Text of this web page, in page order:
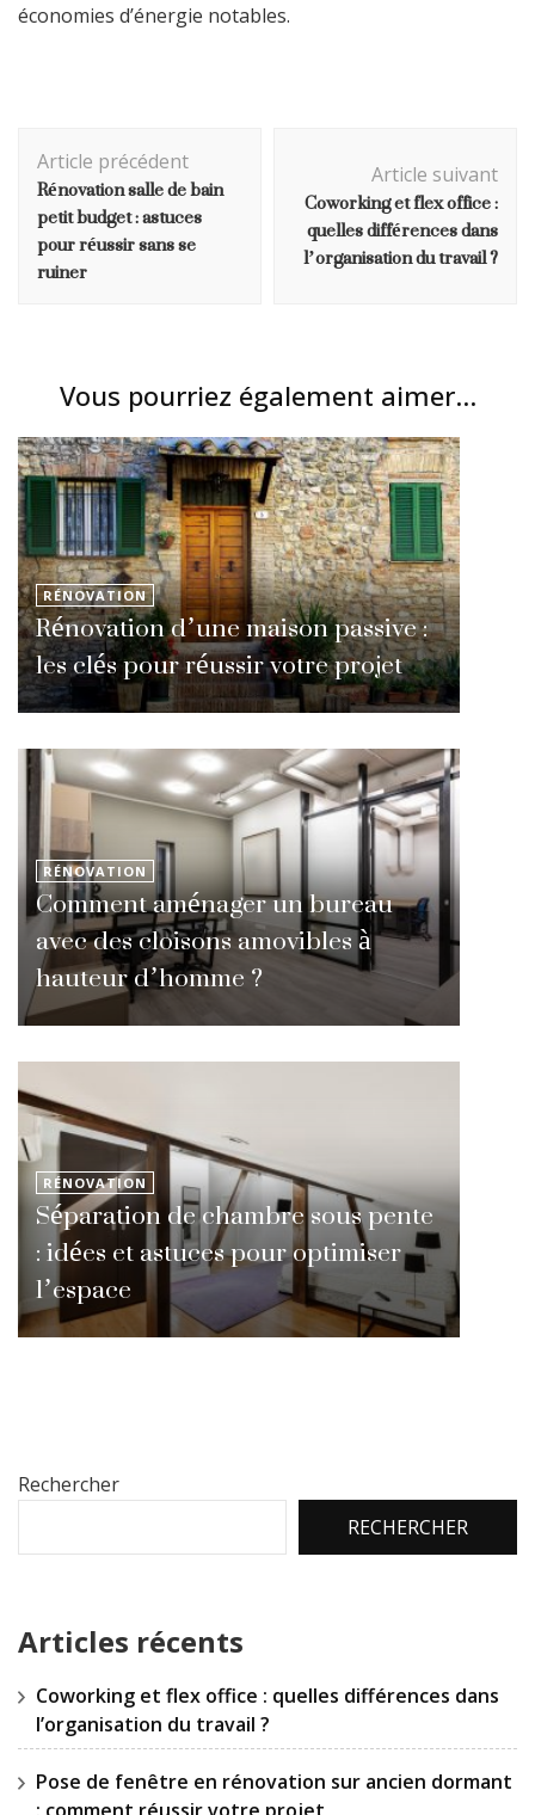
économies d’énergie notables.
d'article
Article précédent
Rénovation salle de bain
petit budget : astuces
pour réussir sans se
ruiner
Article suivant
Coworking et flex office :
quelles différences dans
l’organisation du travail ?
Vous pourriez également aimer...
RÉNOVATION
Rénovation d’une maison passive :
les clés pour réussir votre projet
RÉNOVATION
Comment aménager un bureau
avec des cloisons amovibles à
hauteur d’homme ?
RÉNOVATION
Séparation de chambre sous pente
: idées et astuces pour optimiser
l’espace
Rechercher
RECHERCHER
Articles récents
Coworking et flex office : quelles différences dans
l’organisation du travail ?
Pose de fenêtre en rénovation sur ancien dormant